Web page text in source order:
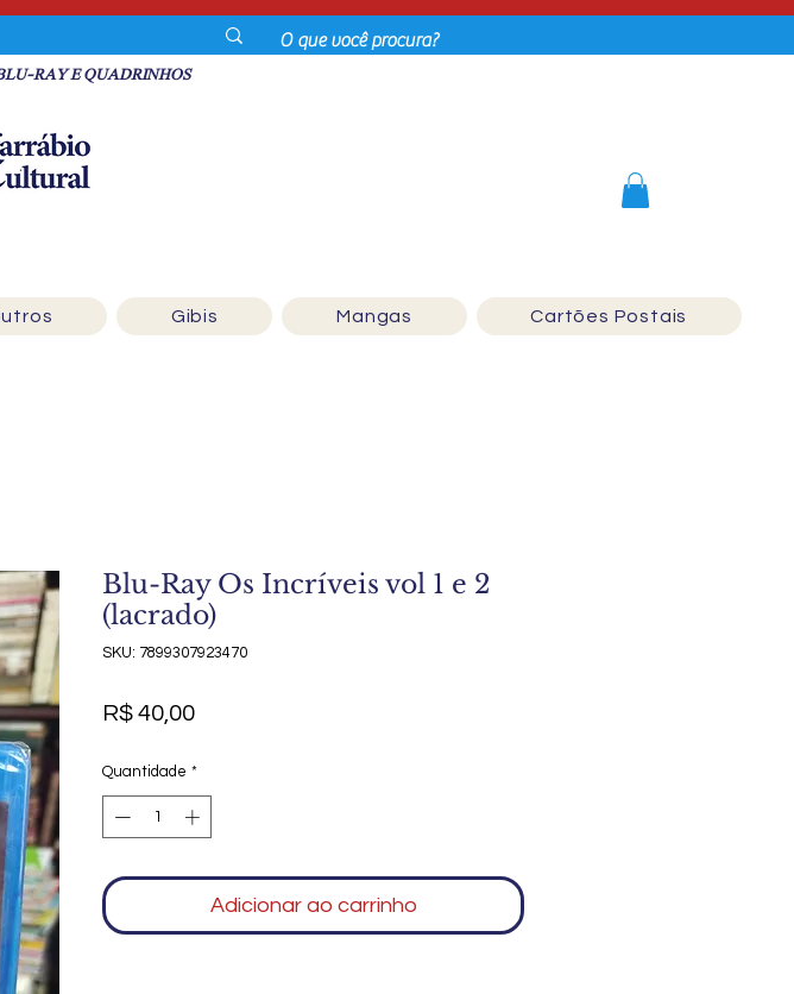
RAY E QUADRINHOS
Gibis Mangas Cartões Postais
Blu-Ray Os Incríveis vol 1 e 2
(lacrado)
SKU: 7899307923470
R$ 40,00Preço
Quantidade *
Adicionar ao carrinho